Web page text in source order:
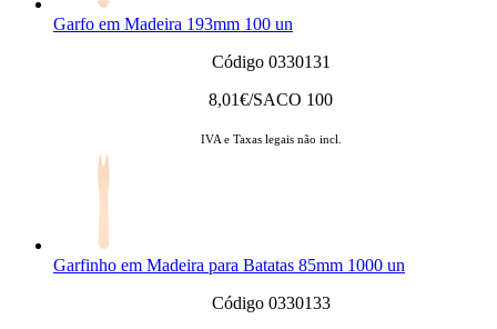
Garfo em Madeira 193mm 100 un
Código 0330131
8,01€/SACO 100
IVA e Taxas legais não incl.
Garfinho em Madeira para Batatas 85mm 1000 un
Código 0330133